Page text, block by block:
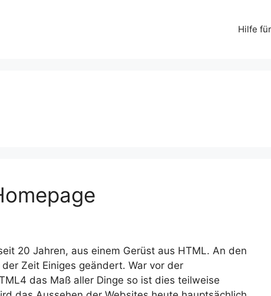
Hilfe
20 Jahren, aus einem Gerüst aus HTML. An den
Zeit Einiges geändert. War vor der
das Maß aller Dinge so ist dies teilweise